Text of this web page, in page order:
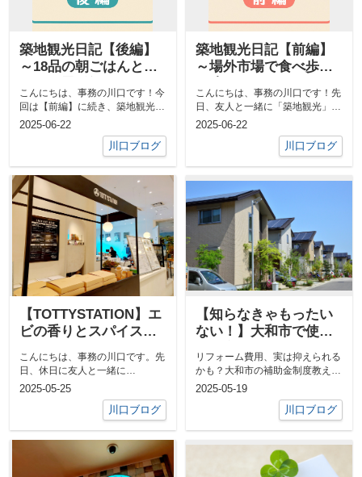
築地観光日記【後編】
～18品の朝ごはんと初
こんにちは、事務の川口です！今
回は【前編】に続き、築地観光の
【二日目】をお届けします♪（ま
2025-06-22
川口ブログ
築地観光日記【前編】
～場外市場で食べ歩き
こんにちは、事務の川口です！先
日、友人と一緒に「築地観光」に
行ってきました。海の幸やグルメ
2025-06-22
川口ブログ
【TOTTYSTATION】エ
ビの香りとスパイスが
ドな焼きカレー体験♪
こんにちは、事務の川口です。先
日、休日に友人と一緒に
『TOTTYSTATION』へランチに
2025-05-25
川口ブログ
【知らなきゃもったい
ない！】大和市で使え
《2025年版》
リフォーム費用、実は抑えられる
かも？大和市の補助金制度教えま
す！☀太陽光・蓄電池の設置で最
2025-05-19
川口ブログ